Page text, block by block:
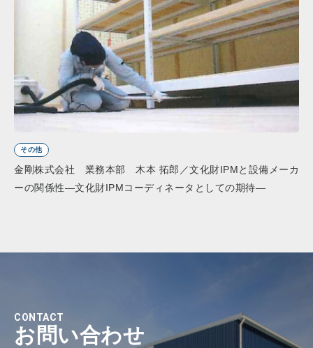
その他
金剛株式会社 業務本部 木本 拓郎／文化財IPMと設備メーカ
ーの関係性―文化財IPMコーディネータとしての期待―
CONTACT
お問い合わせ